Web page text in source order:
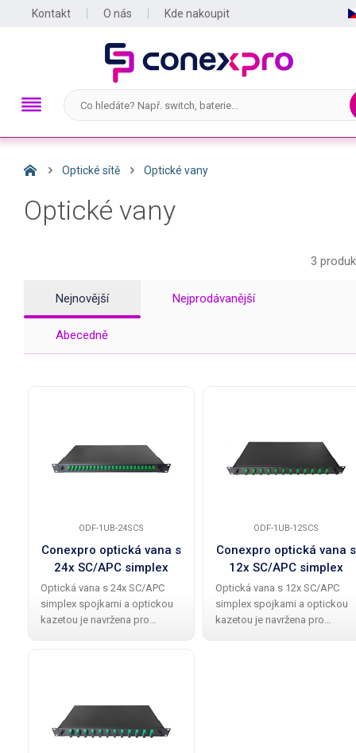
Kontakt O nás Kde nakoupit
Optické sítě Optické vany
Optické vany
3
Nejnovější Nejprodávanější
Abecedně
ODF-1UB-24SCS
Conexpro optická vana s
24x SC/APC simplex
adaptéry a kazetou, 1U,
19"
Optická vana s 24x SC/APC
simplex spojkami a optickou
kazetou je navržena pro
ODF-1UB-12SCS
Conexpro optická vana s
12x SC/APC simplex
adaptéry a kazetou, 1U,
19"
Optická vana s 12x SC/APC
simplex spojkami a optickou
kazetou je navržena pro